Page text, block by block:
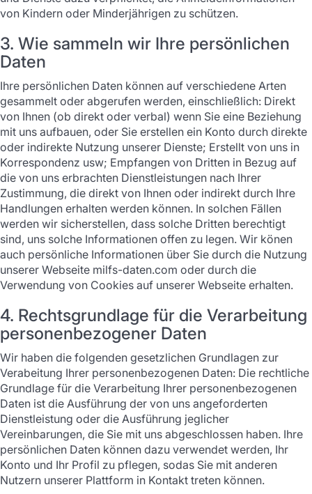
von Kindern oder Minderjährigen zu schützen.
3. Wie sammeln wir Ihre persönlichen
Daten
Ihre persönlichen Daten können auf verschiedene Arten
gesammelt oder abgerufen werden, einschließlich: Direkt
von Ihnen (ob direkt oder verbal) wenn Sie eine Beziehung
mit uns aufbauen, oder Sie erstellen ein Konto durch direkte
oder indirekte Nutzung unserer Dienste; Erstellt von uns in
Korrespondenz usw; Empfangen von Dritten in Bezug auf
die von uns erbrachten Dienstleistungen nach Ihrer
Zustimmung, die direkt von Ihnen oder indirekt durch Ihre
Handlungen erhalten werden können. In solchen Fällen
werden wir sicherstellen, dass solche Dritten berechtigt
sind, uns solche Informationen offen zu legen. Wir könen
auch persönliche Informationen über Sie durch die Nutzung
unserer Webseite milfs-daten.com oder durch die
Verwendung von Cookies auf unserer Webseite erhalten.
4. Rechtsgrundlage für die Verarbeitung
personenbezogener Daten
Wir haben die folgenden gesetzlichen Grundlagen zur
Verabeitung Ihrer personenbezogenen Daten: Die rechtliche
Grundlage für die Verarbeitung Ihrer personenbezogenen
Daten ist die Ausführung der von uns angeforderten
Dienstleistung oder die Ausführung jeglicher
Vereinbarungen, die Sie mit uns abgeschlossen haben. Ihre
persönlichen Daten können dazu verwendet werden, Ihr
Konto und Ihr Profil zu pflegen, sodas Sie mit anderen
Nutzern unserer Plattform in Kontakt treten können.